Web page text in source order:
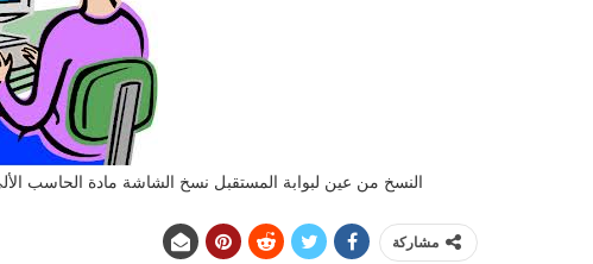
النسخ من عين لبوابة المستقبل نسخ الشاشة مادة الحاسب الألي
مشاركة